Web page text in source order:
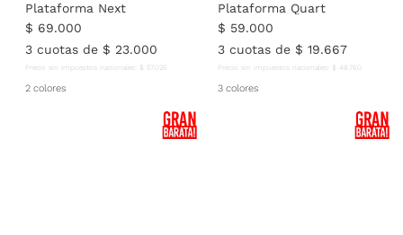
Plataforma Next
$ 69.000
3cuotas de $ 23.000
Precio sin impuestos nacionales: $ 57 .025
2 colores
Plataforma Quart
$ 59.000
3cuotas de $ 19.667
Precio sin impuestos nacionales: $ 48 760
3 colores